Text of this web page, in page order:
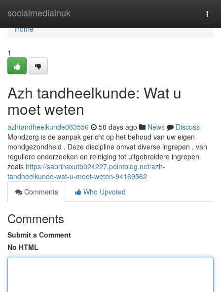
socialmediainuk
Home
Home
1
Azh tandheelkunde: Wat u
moet weten
azhtandheelkunde083556 58 days ago News
Discuss
Mondzorg is de aanpak gericht op het behoud van uw eigen
mondgezondheid . Deze discipline omvat diverse ingrepen , van
reguliere onderzoeken en reiniging tot uitgebreidere ingrepen
zoals https://sabrinaxutb024227.pointblog.net/azh-
tandheelkunde-wat-u-moet-weten-94169562
Comments
Who Upvoted
Comments
Submit a Comment
No HTML